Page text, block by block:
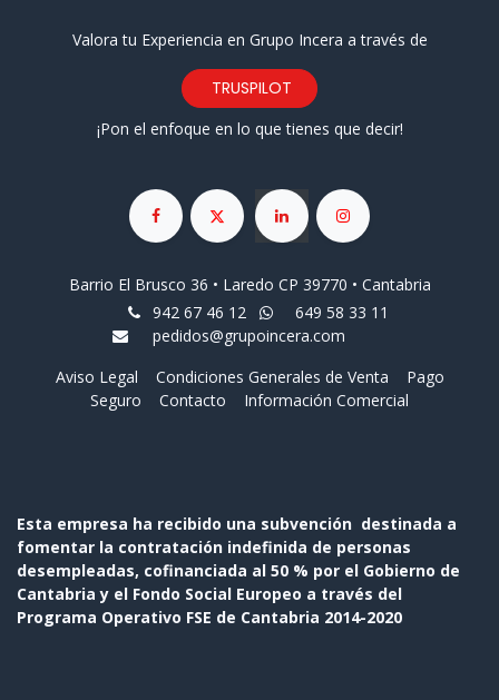
Valora tu Experiencia en Grupo Incera a través de
TRUSPILOT
¡Pon el enfoque en lo que tienes que decir!
Barrio El Brusco 36 • Laredo CP 39770 • Cantabria
942 67 46 12
649 58 33 11
pedidos@grupoincera.com
Aviso Legal
Condiciones Generales de Venta
Pago
Seguro
Contacto Información Comercial
Esta empresa ha recibido una subvención destinada a
fomentar la contratación indefinida de personas
desempleadas, cofinanciada al 50 % por el Gobierno de
Cantabria y el Fondo Social Europeo a través del
Programa Operativo FSE de Cantabria 2014-2020